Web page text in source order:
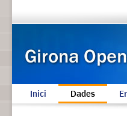
Inici Dades